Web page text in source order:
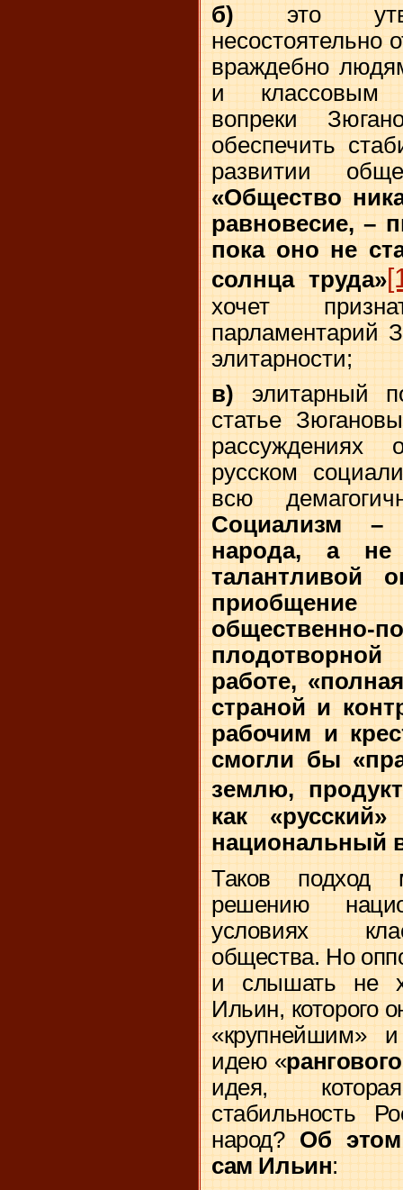
б) это
несостоятельно
враждебно
и классовым
вопреки
обеспечить
развитии
«Общество
равновесие, –
пока оно не
солнца труда»
хочет
парламентарий
элитарности;
в) элитарный
статье
русском
всю
Социализм –
народа, а
талантливой
общественно-
работе,
страной и
рабочим и
смогли бы
землю,
как
национальный
Таков подход
решению
условиях
общества. Но
и слышать не
Ильин, которого
«крупнейшим» и
идею «рангового
идея,
стабильность
народ? Об
сам Ильин: